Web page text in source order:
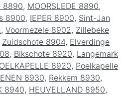
8890, MOORSLEDE 8890,
8900, IEPER 8900, Sint-Jan
, Voormezele 8902 , Zillebeke
Zuidschote 8904, Elverdinge
, Bikschote 8920, Langemark
8920, Poelkapelle
8930, Rekkem 8930,
8940, HEUVELLAND 8950,